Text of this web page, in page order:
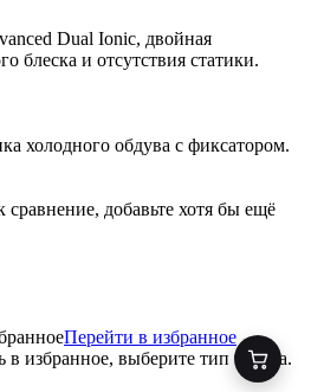
Dual Ionic, двойная
блеска и отсутствия статики.
холодного обдува с фиксатором.
сравнение, добавьте хотя бы ещё
Перейти в избранное
в избранное, выберите тип товара.